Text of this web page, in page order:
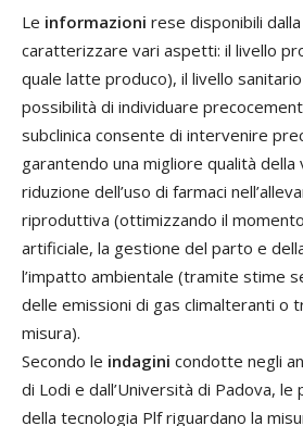
Le informazioni rese disponibili
caratterizzare vari aspetti: il livello
quale latte produco), il livello
possibilità di individuare
subclinica consente di intervenire
garantendo una migliore qualità della
riduzione dell’uso di farmaci
riproduttiva (ottimizzando il momento
artificiale, la gestione del parto e
l’impatto ambientale (tramite stime
delle emissioni di gas climalteranti o
misura).
Secondo le indagini condotte negli
di Lodi e dall’Università di Padova, le
della tecnologia Plf riguardano la